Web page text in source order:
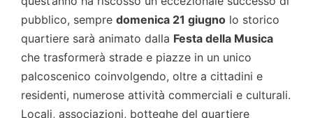
pubblico, sempre domenica 21 giugno lo storico
quartiere sarà animato dalla Festa della Musica
che trasformerà strade e piazze in un unico
palcoscenico coinvolgendo, oltre a cittadini e
residenti, numerose attività commerciali e culturali.
Locali, associazioni, botteghe del quartiere